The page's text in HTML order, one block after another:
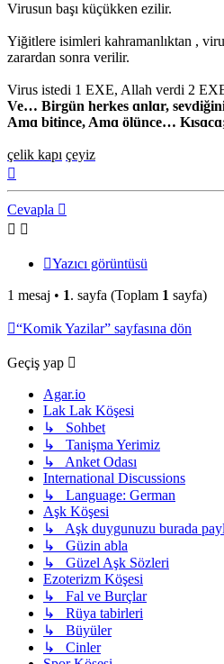
Virusun başı küçükken ezilir.
Yiğitlere isimleri kahramanlıktan ,
zarardan sonra verilir.
Virus istedi 1 EXE, Allah verdi 2
Ve… Birgün herkes ɑnlɑr,
Amɑ bitince, Amɑ ölünce…
çelik kapı çeyiz
Cevapla
Yazıcı görüntüsü
1 mesaj • 1. sayfa (Toplam 1 sayfa)
“Komik Yazilar” sayfasına dön
Geçiş yap
Agar.io
Lak Lak Köşesi
↳ Sohbet
↳ Tanişma Yerimiz
↳ Anket Odası
International Discussions
↳ Language: German
Aşk Köşesi
↳ Aşk duygunuzu burada
↳ Güzin abla
↳ Güzel Aşk Sözleri
Ezoterizm Köşesi
↳ Fal ve Burçlar
↳ Rüya tabirleri
↳ Büyüler
↳ Cinler